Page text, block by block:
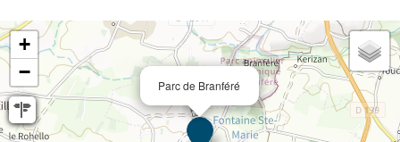
Parc de Branféré
+
−